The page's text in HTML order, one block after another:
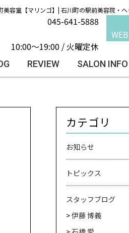
美容室【マリンゴ】| 石川町の駅前美容院・
045-641-5888
10:00～19:00 / 火曜定休
REVIEW SALON INFO
カテゴリ
お知らせ
トピックス
スタッフブログ
伊藤 博義